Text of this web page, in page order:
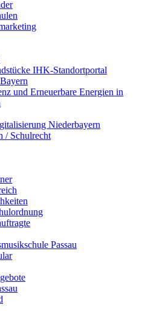
IHK-Standortportal
und Erneuerbare Energien in
Niederbayern
/ Schulrecht
Passau